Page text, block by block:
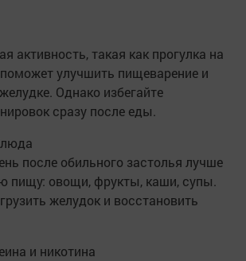
активность, такая как прогулка на
улучшить пищеварение и
Однако избегайте
сразу после еды.
после обильного застолья лучше
пищу: овощи, фрукты, каши, супы.
желудок и восстановить
и никотина